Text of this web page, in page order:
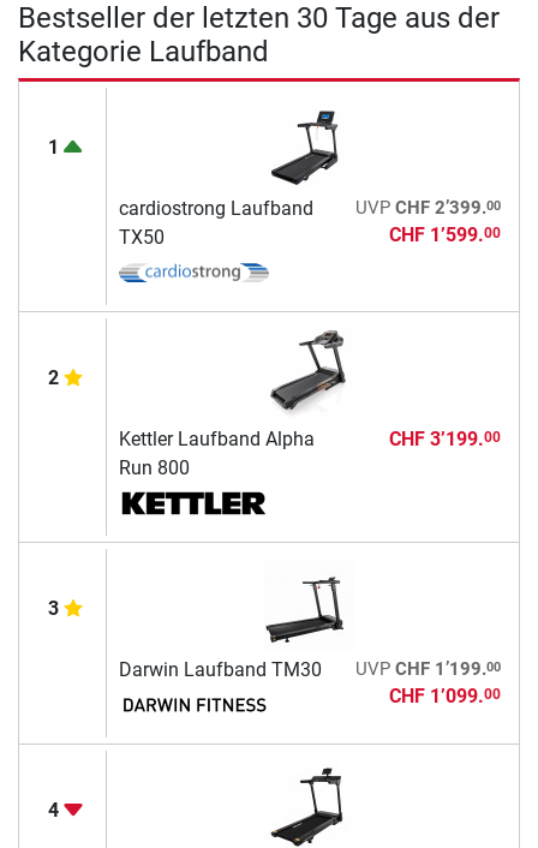
Bestseller der letzten 30 Tage aus der
Kategorie Laufband
1
cardiostrong Laufband
TX50
UVP CHF 2’399.00
CHF 1’599.00
2
Kettler Laufband Alpha
Run 800
CHF 3’199.00
3
Darwin Laufband TM30 UVP CHF 1’199.00
CHF 1’099.00
4